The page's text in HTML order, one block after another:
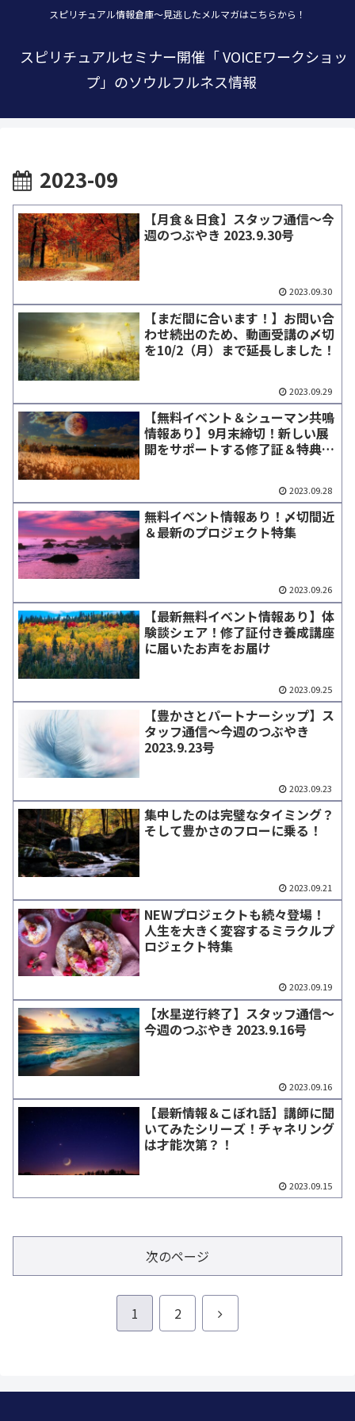
スピリチュアル情報倉庫～見逃したメルマガはこちらから！
スピリチュアルセミナー開催「 VOICEワークショッ
プ」のソウルフルネス情報
2023-09
【月食＆日食】スタッフ通信～今
週のつぶやき 2023.9.30号
2023.09.30
【まだ間に合います！】お問い合
わせ続出のため、動画受講の〆切
を10/2（月）まで延長しました！
2023.09.29
【無料イベント＆シューマン共鳴
情報あり】9月末締切！新しい展
開をサポートする修了証＆特典付
2023.09.28
無料イベント情報あり！〆切間近
＆最新のプロジェクト特集
2023.09.26
【最新無料イベント情報あり】体
験談シェア！修了証付き養成講座
に届いたお声をお届け
2023.09.25
【豊かさとパートナーシップ】ス
タッフ通信～今週のつぶやき
2023.9.23号
2023.09.23
集中したのは完璧なタイミング？
そして豊かさのフローに乗る！
2023.09.21
NEWプロジェクトも続々登場！
人生を大きく変容するミラクルプ
ロジェクト特集
2023.09.19
【水星逆行終了】スタッフ通信～
今週のつぶやき 2023.9.16号
2023.09.16
【最新情報＆こぼれ話】講師に聞
いてみたシリーズ！チャネリング
は才能次第？！
2023.09.15
次のページ
1 2
次